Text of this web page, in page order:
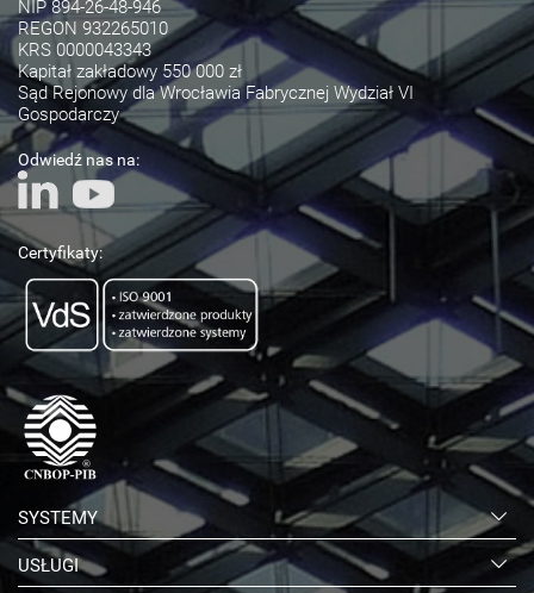
NIP 894-26-48-946
REGON 932265010
KRS 0000043343
Kapitał zakładowy 550 000 zł
Sąd Rejonowy dla Wrocławia Fabrycznej Wydział VI
Gospodarczy
Odwiedź nas na:
Certyfikaty:
SYSTEMY
USŁUGI